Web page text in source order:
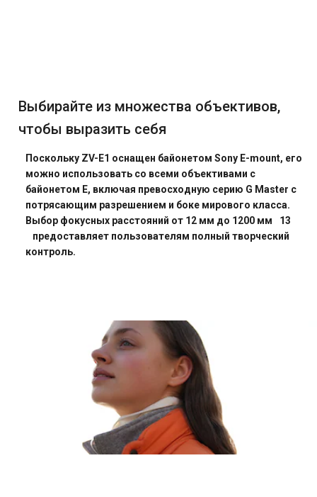
Выбирайте из множества объективов,
чтобы выразить себя
Поскольку ZV-E1 оснащен байонетом Sony E-mount, его
можно использовать со всеми объективами с
байонетом E, включая превосходную серию G Master с
потрясающим разрешением и боке мирового класса.
Выбор фокусных расстояний от 12 мм до 1200 мм
13
предоставляет пользователям полный творческий
контроль.